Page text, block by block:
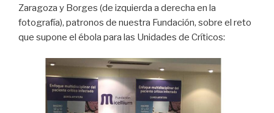
Zaragoza y Borges (de izquierda a derecha en la
fotografía), patronos de nuestra Fundación, sobre el reto
que supone el ébola para las Unidades de Críticos: